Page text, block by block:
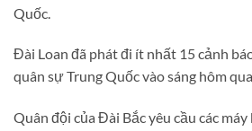
Quốc.
Đài Loan đã phát đi ít nhất 15 cảnh
quân sự Trung Quốc vào sáng hôm
Quân đội của Đài Bắc yêu cầu các